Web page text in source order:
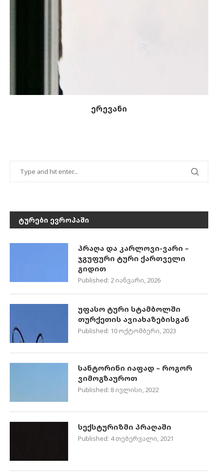
ერევანი
ᲢᲣᲠᲔᲑᲘ ᲔᲕᲠᲝᲞᲐᲨᲘ
პრაღა და კარლოვი-ვარი –
ჯგუფური ტური ქართველი
გიდით
Published: 2 იანვარი, 2026
უფასო ტური სტამბოლში
თურქეთის ავიახაზებისგან
Published: 10 ოქტომბერი, 2023
სანტორინი იაფად – როგორ
ვიმოგზაუროთ
Published: 8 ივლისი, 2022
სექსტურიზმი პრაღაში
Published: 4 თებერვალი, 2021